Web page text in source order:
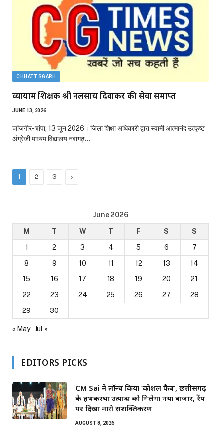
CHHATTISGARH
व्यायाम शिक्षक श्री नलसाय दिवाकर की सेवा समाप्त
JUNE 13, 2026
जांजगीर-चांपा, 13 जून 2026। जिला शिक्षा अधिकारी द्वारा स्वामी आत्मानंद उत्कृष्ट
अंग्रेजी माध्यम विद्यालय नवागढ़…
1 2 3 Next
June 2026
M T W T F S
S
1
2 3 4 5 6
7
8
9 10 11 12 13
14
15
16 17 18 19 20
21
22
23 24 25 26 27
28
29
30
« May Jul »
EDITORS PICKS
CM Sai ने लॉन्च किया ‘कोशल फैब’, छत्तीसगढ़
के हथकरघा उत्पादों को मिलेगा नया बाजार, रैंप
पर दिखा नारी सशक्तिकरण
AUGUST 8, 2026